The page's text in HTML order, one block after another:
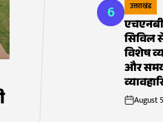
6
POSTED
IN
उत्तराखंड
सिविल
विशेष
और समय
onAugust